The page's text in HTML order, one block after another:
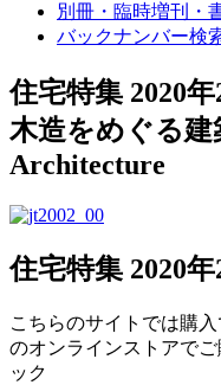
別冊・臨時増刊・
バックナンバー検
住宅特集 2020
木造をめぐる建
Architecture
住宅特集 2020
こちらのサイトでは購入
のオンラインストアで
ック